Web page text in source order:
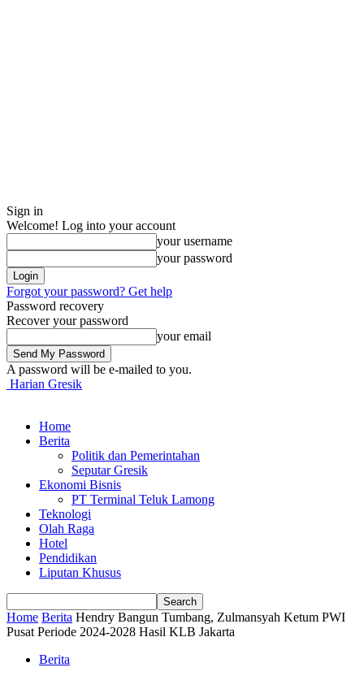
Sign in
Welcome! Log into your account
your username
your password
Forgot your password? Get help
Password recovery
Recover your password
your email
A password will be e-mailed to you.
Harian Gresik
Home
Berita
Politik dan Pemerintahan
Seputar Gresik
Ekonomi Bisnis
PT Terminal Teluk Lamong
Teknologi
Olah Raga
Hotel
Pendidikan
Liputan Khusus
Home Berita Hendry Bangun Tumbang, Zulmansyah Ketum PWI
Pusat Periode 2024-2028 Hasil KLB Jakarta
Berita